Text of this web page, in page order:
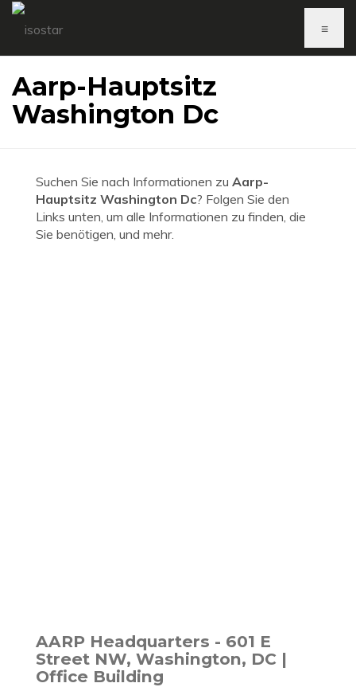
≡
Aarp-Hauptsitz
Washington Dc
Suchen Sie nach Informationen zu Aarp-
Hauptsitz Washington Dc? Folgen Sie den
Links unten, um alle Informationen zu finden, die
Sie benötigen, und mehr.
AARP Headquarters - 601 E
Street NW, Washington, DC |
Office Building